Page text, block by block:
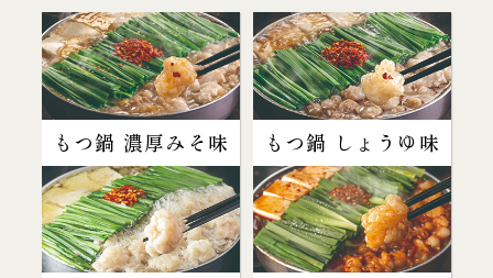
もつ鍋 濃厚みそ味 もつ鍋 しょうゆ味